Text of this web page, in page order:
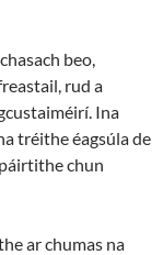
beo,
rud a
Ina
tréithe éagsúla de
chun
ar chumas na